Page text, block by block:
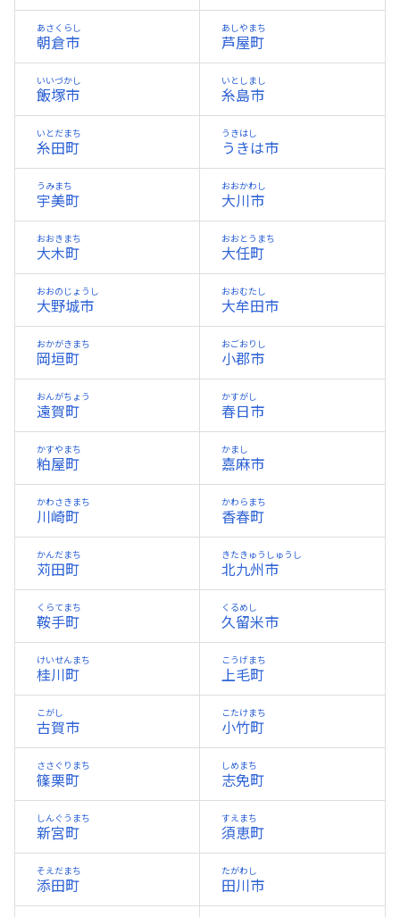
朝倉市
あさくらし
芦屋町
あしやまち
飯塚市
いいづかし
糸島市
いとしまし
糸田町
いとだまち
うきは市
うきはし
宇美町
うみまち
大川市
おおかわし
大木町
おおきまち
大任町
おおとうまち
大野城市
おおのじょうし
大牟田市
おおむたし
岡垣町
おかがきまち
小郡市
おごおりし
遠賀町
おんがちょう
春日市
かすがし
粕屋町
かすやまち
嘉麻市
かまし
川崎町
かわさきまち
香春町
かわらまち
苅田町
かんだまち
北九州市
きたきゅうしゅうし
鞍手町
くらてまち
久留米市
くるめし
桂川町
けいせんまち
上毛町
こうげまち
古賀市
こがし
小竹町
こたけまち
篠栗町
ささぐりまち
志免町
しめまち
新宮町
しんぐうまち
須恵町
すえまち
添田町
そえだまち
田川市
たがわし